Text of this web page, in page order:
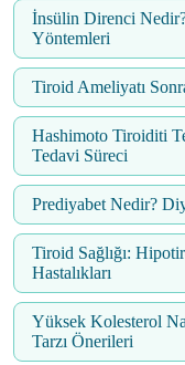
İnsülin Direnci
Yöntemleri
Tiroid Ameliyatı
Hashimoto Tiroiditi
Tedavi Süreci
Prediyabet Nedir?
Tiroid Sağlığı:
Hastalıkları
Yüksek Kolesterol
Tarzı Önerileri